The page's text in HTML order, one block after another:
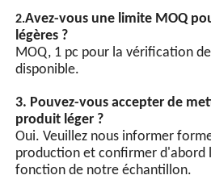
Conception économe en
énergie
Perles de lampe LED à
haute luminosité, les perles
de lampe à économie
d'énergie à puce LED ont
une luminosité élevée et
sont plus économes en
énergie que les perles de
l'entretien et le remplacement
FAQ :
1. Comment pouvons-nous garantir
production en série.
Toujours inspection finale avant
2.Avez-vous une limite MOQ
légères ?